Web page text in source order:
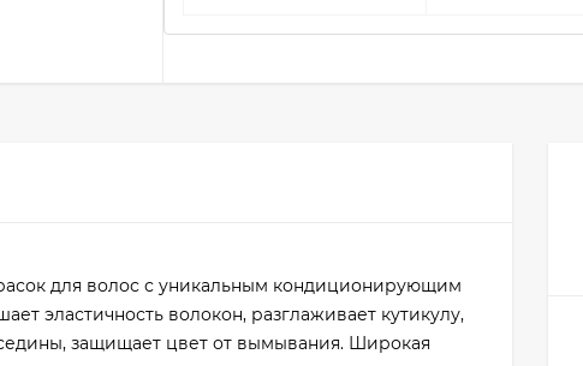
для волос с уникальным кондиционирующим
эластичность волокон, разглаживает кутикулу,
защищает цвет от вымывания. Широкая